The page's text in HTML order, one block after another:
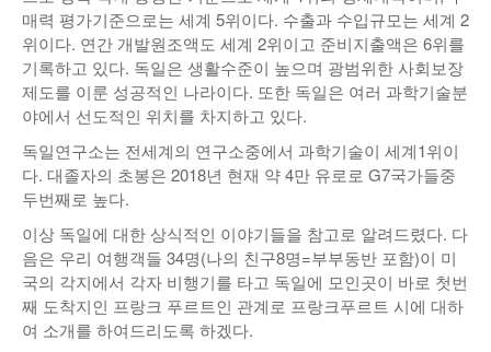
매력 평가기준으로는 세계 5위이다. 수출과 수입규모는 세계 2
위이다. 연간 개발원조액도 세계 2위이고 준비지출액은 6위를
기록하고 있다. 독일은 생활수준이 높으며 광범위한 사회보장
제도를 이룬 성공적인 나라이다. 또한 독일은 여러 과학기술분
야에서 선도적인 위치를 차지하고 있다.
독일연구소는 전세계의 연구소중에서 과학기술이 세계1위이
다. 대졸자의 초봉은 2018년 현재 약 4만 유로로 G7국가들중
두번째로 높다.
이상 독일에 대한 상식적인 이야기들을 참고로 알려드렸다. 다
음은 우리 여행객들 34명(나의 친구8명=부부동반 포함)이 미
국의 각지에서 각자 비행기를 타고 독일에 모인곳이 바로 첫번
째 도착지인 프랑크 푸르트인 관계로 프랑크푸르트 시에 대하
여 소개를 하여드리도록 하겠다.